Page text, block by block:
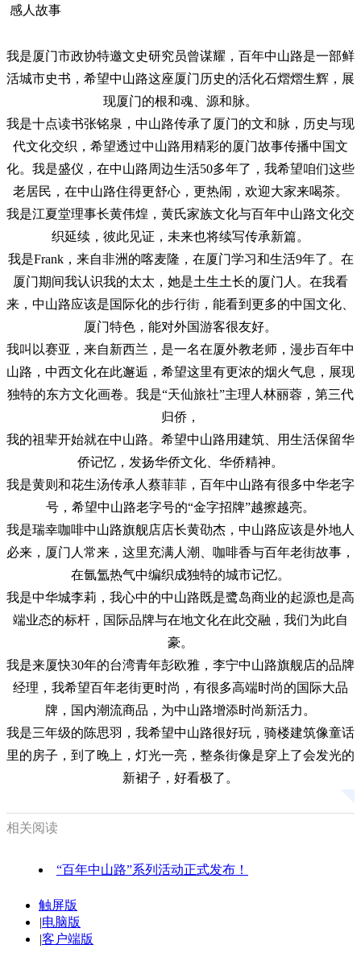
感人故事
我是厦门市政协特邀文史研究员曾谋耀，百年中山路是一部鲜
活城市史书，希望中山路这座厦门历史的活化石熠熠生辉，展
现厦门的根和魂、源和脉。
我是十点读书张铭泉，中山路传承了厦门的文和脉，历史与现
代文化交织，希望透过中山路用精彩的厦门故事传播中国文
化。 我是盛仪，在中山路周边生活50多年了，我希望咱们这些
老居民，在中山路住得更舒心，更热闹，欢迎大家来喝茶。
我是江夏堂理事长黄伟煌，黄氏家族文化与百年中山路文化交
织延续，彼此见证，未来也将续写传承新篇。
我是Frank，来自非洲的喀麦隆，在厦门学习和生活9年了。在
厦门期间我认识我的太太，她是土生土长的厦门人。在我看
来，中山路应该是国际化的步行街，能看到更多的中国文化、
厦门特色，能对外国游客很友好。
我叫以赛亚，来自新西兰，是一名在厦外教老师，漫步百年中
山路，中西文化在此邂逅，希望这里有更浓的烟火气息，展现
独特的东方文化画卷。 我是“天仙旅社”主理人林丽蓉，第三代
归侨，
我的祖辈开始就在中山路。希望中山路用建筑、用生活保留华
侨记忆，发扬华侨文化、华侨精神。
我是黄则和花生汤传承人蔡菲菲，百年中山路有很多中华老字
号，希望中山路老字号的“金字招牌”越擦越亮。
我是瑞幸咖啡中山路旗舰店店长黄劭杰，中山路应该是外地人
必来，厦门人常来，这里充满人潮、咖啡香与百年老街故事，
在氤氲热气中编织成独特的城市记忆。
我是中华城李莉，我心中的中山路既是鹭岛商业的起源也是高
端业态的标杆，国际品牌与在地文化在此交融，我们为此自
豪。
我是来厦快30年的台湾青年彭欧雅，李宁中山路旗舰店的品牌
经理，我希望百年老街更时尚，有很多高端时尚的国际大品
牌，国内潮流商品，为中山路增添时尚新活力。
我是三年级的陈思羽，我希望中山路很好玩，骑楼建筑像童话
里的房子，到了晚上，灯光一亮，整条街像是穿上了会发光的
新裙子，好看极了。
相关阅读
“百年中山路”系列活动正式发布！
触屏版
|电脑版
|客户端版